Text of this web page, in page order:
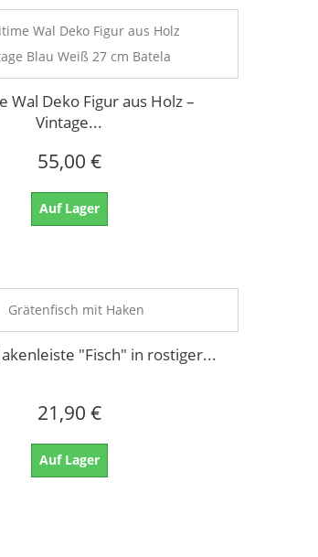
Wal Deko Figur aus Holz –
Vintage...
55,00 €
Auf Lager
"Fisch" in rostiger...
21,90 €
Auf Lager